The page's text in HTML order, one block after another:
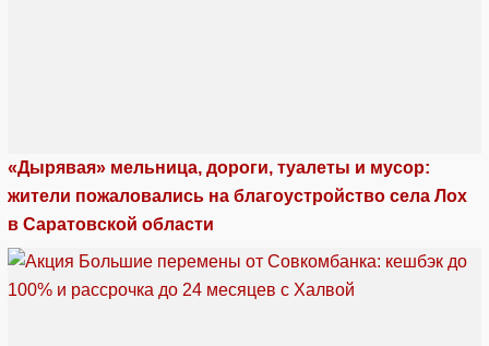
«Дырявая» мельница, дороги, туалеты и мусор:
жители пожаловались на благоустройство села Лох
в Саратовской области